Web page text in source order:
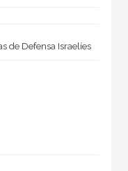
de Defensa Israelíes